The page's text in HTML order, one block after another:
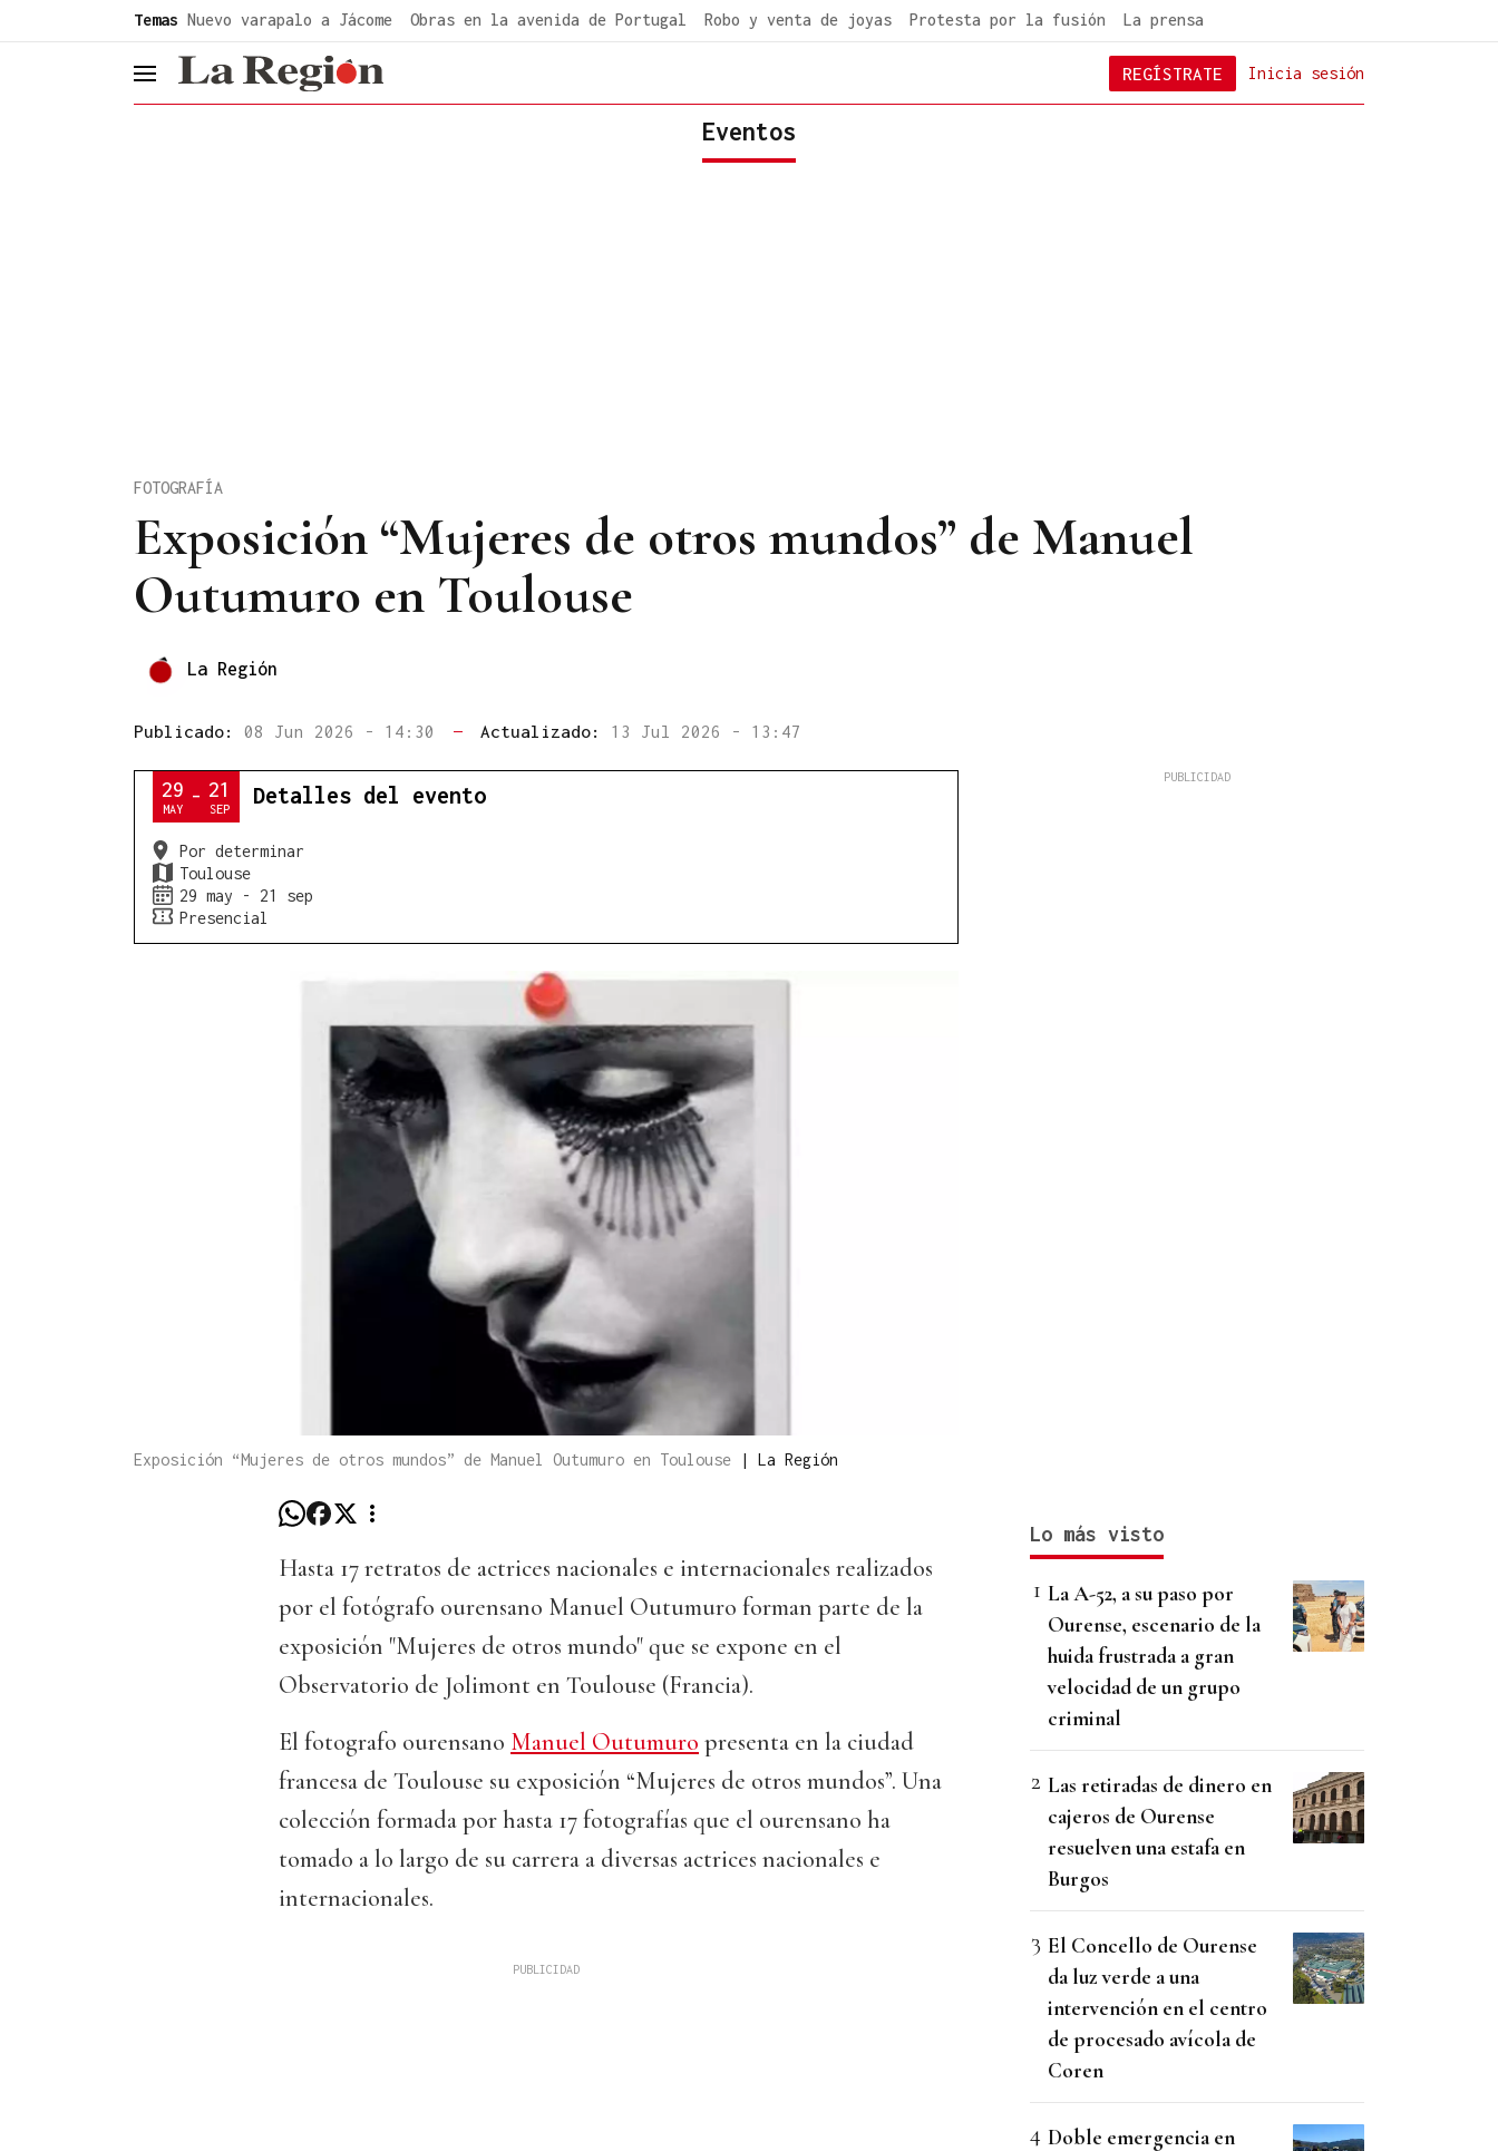
Temas Nuevo varapalo a Jácome Obras en la avenida de Portugal Robo y venta de joyas Protesta por la fusión La prensa
header.menu.open Inicia sesión
REGÍSTRATE
Eventos
Exposición “Mujeres de otros mundos” de Manuel
Outumuro en Toulouse
FOTOGRAFÍA
La Región
Publicado: 08 Jun 2026 - 14:30 — Actualizado: 13 Jul 2026 - 13:47
29
MAY
- 21
SEP
Detalles del evento
Por determinar
Toulouse
29 may - 21 sep
Presencial
Exposición “Mujeres de otros mundos” de Manuel Outumuro en Toulouse | La Región
Hasta 17 retratos de actrices nacionales e internacionales realizados
por el fotógrafo ourensano Manuel Outumuro forman parte de la
exposición "Mujeres de otros mundo" que se expone en el
Observatorio de Jolimont en Toulouse (Francia).
El fotografo ourensano Manuel Outumuro presenta en la ciudad
francesa de Toulouse su exposición “Mujeres de otros mundos”. Una
colección formada por hasta 17 fotografías que el ourensano ha
tomado a lo largo de su carrera a diversas actrices nacionales e
internacionales.
Lo más visto
La A-52, a su paso por
Ourense, escenario de la
huida frustrada a gran
velocidad de un grupo
criminal
Las retiradas de dinero en
cajeros de Ourense
resuelven una estafa en
Burgos
El Concello de Ourense
da luz verde a una
intervención en el centro
de procesado avícola de
Coren
Doble emergencia en